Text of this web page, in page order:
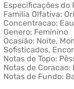
Especificações do
Familia Olfativa:
Concentracao:
Genero: Feminino
Ocasião: Noite,
Sofisticados,
Notas de Topo:
Notas de
Notas de Fundo: